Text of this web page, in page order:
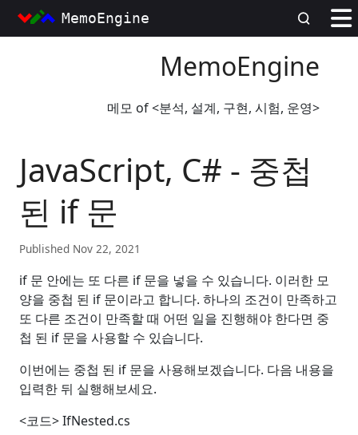
MemoEngine
MemoEngine
메모 of <분석, 설계, 구현, 시험, 운영>
JavaScript, C# - 중첩
된 if 문
Published Nov 22, 2021
if 문 안에는 또 다른 if 문을 넣을 수 있습니다. 이러한 모
양을 중첩 된 if 문이라고 합니다. 하나의 조건이 만족하고
또 다른 조건이 만족할 때 어떤 일을 진행해야 한다면 중
첩 된 if 문을 사용할 수 있습니다.
이번에는 중첩 된 if 문을 사용해보겠습니다. 다음 내용을
입력한 뒤 실행해보세요.
<코드> IfNested.cs